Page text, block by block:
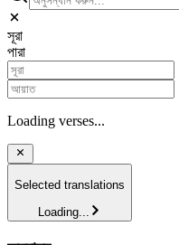
সূরা
পারা
Loading verses...
Selected translations
Loading...